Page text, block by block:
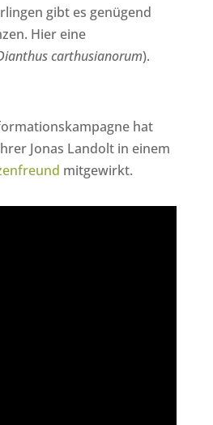
gibt es genügend
Hier eine
carthusianorum).
hat
Jonas Landolt in einem
mitgewirkt.